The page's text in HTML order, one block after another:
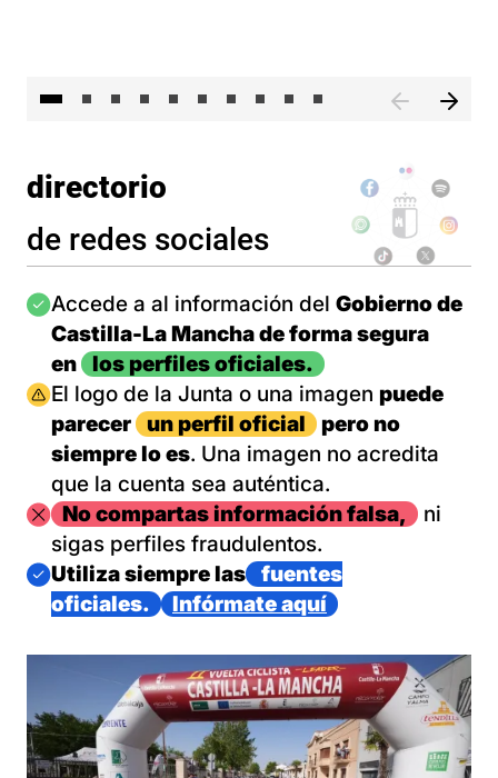
directorio
de redes sociales
Imagen
Accede a al información del Gobierno de
Castilla-La Mancha de forma segura
en
los perfiles oficiales.
Imagen
El logo de la Junta o una imagen puede
parecer
un perfil oficial
pero no
siempre lo es. Una imagen no acredita
que la cuenta sea auténtica.
ImagenNo compartas información falsa,
ni
sigas perfiles fraudulentos.
Imagen
Utiliza siempre las
fuentes
oficiales.
Infórmate aquí